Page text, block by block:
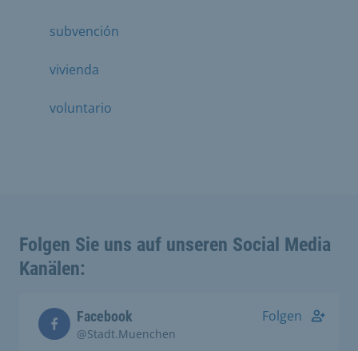
subvención
vivienda
voluntario
Folgen Sie uns auf unseren Social Media
Kanälen:
Facebook
@Stadt.Muenchen
Folgen